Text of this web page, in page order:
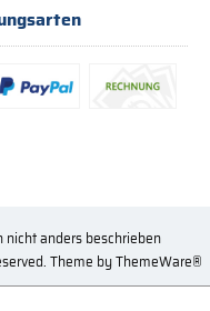
nicht anders beschrieben
Theme byThemeWare®